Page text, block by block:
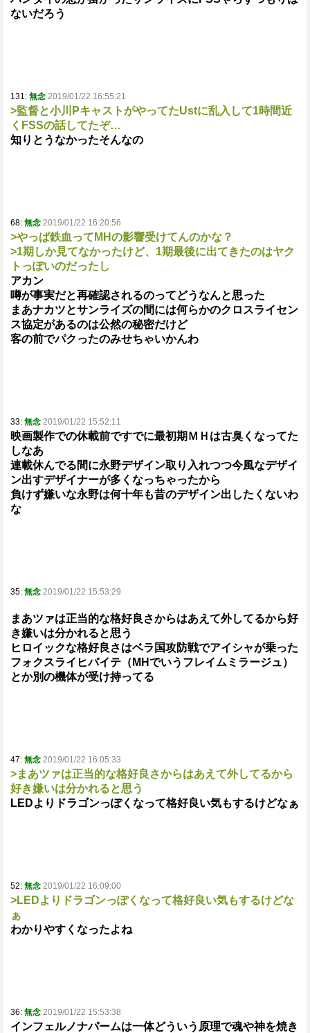
ないだろう
131: 無念 2019/01/22 16:55:21
>監督と小川PキャストがやってたUstに乱入して1時間近
くFSSの話してたぞ…
知りとうなかったそんなの
68: 無念 2019/01/22 16:20:56
>やっぱ鉄血ってMHの影響受けてんのかな？
>1期しか見てなかったけど、1期最後に出てきたのはヤク
トっぽいのだったし
アカン
噂が事実だと再確認されるのってどうなんと思った
まあナカツとサンライズの間には何らかのクロスライセン
ス協定があるのは公然の秘密だけど
客の前でパクったのみせちゃいかんわ
33: 無念 2019/01/22 15:52:11
映画製作での休載前ですでに最初期ＭＨは古臭くなってた
しなあ
連載休んでる間に永野デザイン取り入れつつ今風なデザイ
ン出すデザイナーが多くなっちゃったから
負けず嫌いな永野は何十年も昔のデザイン出したくないわ
な
35: 無念 2019/01/22 15:53:29
まあツァは正当的な格好良さからはあえて外してるから好
き嫌いは分かれると思う
ヒロイックな格好良さはベラ国攻防戦でアイシャが乗った
フォクスライヒバイテ（MHでいうフレイムミラージュ）
とか別の機体が受け持ってる
47: 無念 2019/01/22 16:05:33
>まあツァは正当的な格好良さからはあえて外してるから
好き嫌いは分かれると思う
LEDよりドラゴンっぽくなって格好良い気もするけどなぁ
52: 無念 2019/01/22 16:09:00
>LEDよりドラゴンっぽくなって格好良い気もするけどな
ぁ
わかりやすくなったよね
36: 無念 2019/01/22 15:53:38
インフェルノナパームは一体どういう原理で魂や神を焼き